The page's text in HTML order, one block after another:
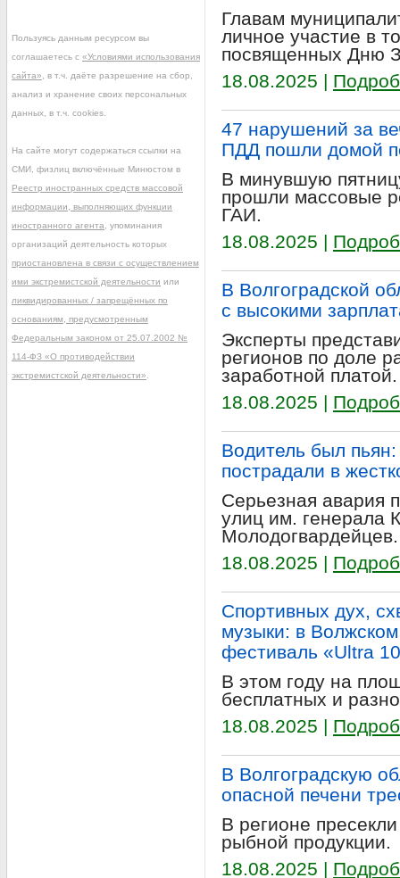
Главам
личное участие в
посвященных Дню
18.08.2025 |
47 нарушений за
ПДД пошли домой
В минувшую
прошли массовые
ГАИ.
18.08.2025 |
В Волгоградской
с высокими
Эксперты
регионов по доле
заработной платой.
18.08.2025 |
Водитель был
пострадали в
Серьезная авария
улиц им. генерала
Молодогвардейцев.
18.08.2025 |
Спортивных дух,
музыки: в
фестиваль «Ultra
В этом году на
бесплатных и
18.08.2025 |
В Волгоградскую
опасной печени
В регионе
рыбной продукции.
18.08.2025 |
Пользуясь данным ресурсом вы
соглашаетесь с «Условиями использования
сайта» , в т.ч. даёте разрешение на сбор,
анализ и хранение своих персональных
данных, в т.ч. cookies.
На сайте могут содержаться ссылки на
СМИ, физлиц включённые Минюстом в
Реестр иностранных средств массовой
информации, выполняющих функции
иностранного агента , упоминания
организаций деятельность которых
приостановлена в связи с осуществлением
ими экстремистской деятельности или
ликвидированных / запрещённых по
основаниям, предусмотренным
Федеральным законом от 25.07.2002 №
114-ФЗ «О противодействии
экстремистской деятельности»